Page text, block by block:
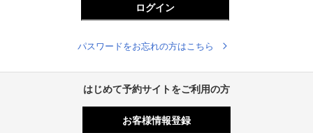
パスワードをお忘れの方はこちら
はじめて予約サイトをご利用の方
お客様情報登録